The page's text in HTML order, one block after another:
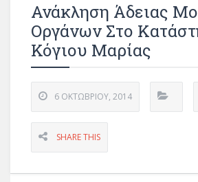
Ανάκληση Άδειας
Οργάνων Στο
Κόγιου Μαρίας
6 ΟΚΤΩΒΡΊΟΥ, 2014
SHARE THIS